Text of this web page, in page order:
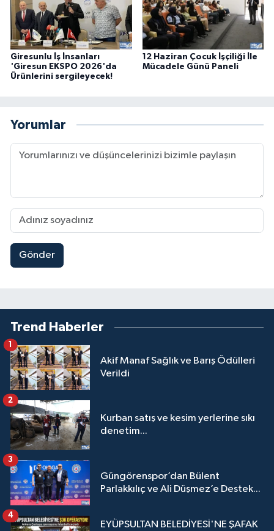
Giresunlu İş İnsanları
'Giresun EKSPO 2026'da
Ürünlerini sergileyecek!
12 Haziran Çocuk İşçiliği İle
Mücadele Günü Paneli
Yorumlar
Gönder
Trend Haberler
Akif Manaf Sağlık ve Barış Ödülleri
Verildi
1
Kurban satış ve kesim yerlerine sıkı
denetim...
2
Güngörenspor’dan Bülent
Parlakkılıç ve Ali Düşmez’e Destek...
3
EYÜPSULTAN BELEDİYESİ'NE ŞAFAK
4